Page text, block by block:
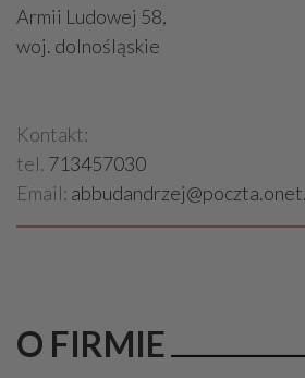
Armii Ludowej 58,
woj. dolnośląskie
Kontakt:
tel. 713457030
Email:
O FIRMIE